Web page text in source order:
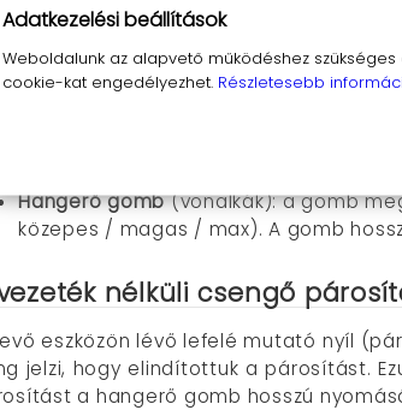
egységen található gombok a
Előző dallam / mód(felfelé): a gomb
(lefelé):
Hangerő gomb(vonalkák): a gomb
közepes / magas / max). A gomb
nélküli csengő
eszközön lévő lefelé mutató nyíl
jelzi, hogy elindítottuk a párosítást.
a hangerő gomb hosszú
Adatkezelési beállítások
Weboldalunk az alapvető működéshez
cookie-kat engedélyezhet. Részletesebb